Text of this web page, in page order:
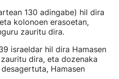
130 adingabe) hil dira
kolonoen erasoetan,
zauritu dira.
israeldar hil dira Hamasen
dira, eta dozenaka
Hamasen